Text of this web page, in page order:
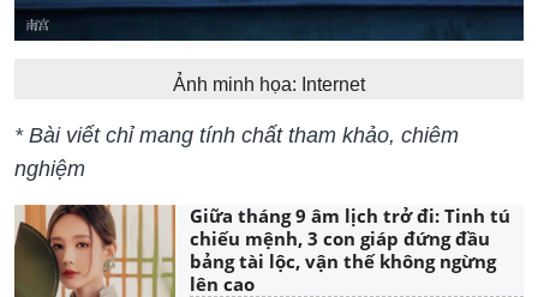
Ảnh minh họa: Internet
* Bài viết chỉ mang tính chất tham khảo, chiêm
nghiệm
Giữa tháng 9 âm lịch trở đi: Tinh tú
chiếu mệnh, 3 con giáp đứng đầu
bảng tài lộc, vận thế không ngừng
lên cao